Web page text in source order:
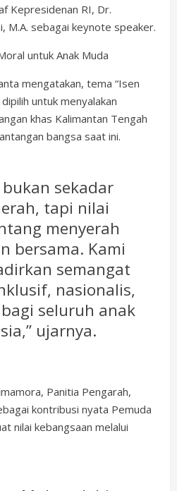
Kepresidenan RI, Dr.
M.A. sebagai keynote speaker.
untuk Anak Muda
mengatakan, tema “Isen
untuk menyalakan
khas Kalimantan Tengah
bangsa saat ini.
sekadar
tapi nilai
menyerah
bersama. Kami
semangat
nasionalis,
seluruh anak
ujarnya.
Panitia Pengarah,
kontribusi nyata Pemuda
nilai kebangsaan melalui